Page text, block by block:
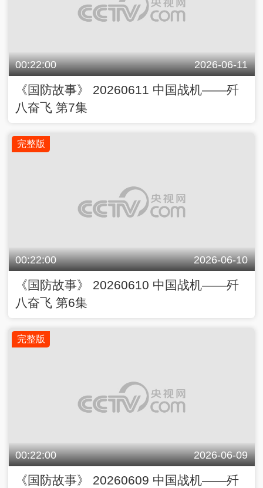
00:22:00 2026-06-11
《国防故事》 20260611 中国战机——歼
八奋飞 第7集
完整版
00:22:00 2026-06-10
《国防故事》 20260610 中国战机——歼
八奋飞 第6集
完整版
00:22:00 2026-06-09
《国防故事》 20260609 中国战机——歼